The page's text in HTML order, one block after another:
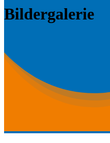
Bildergalerie